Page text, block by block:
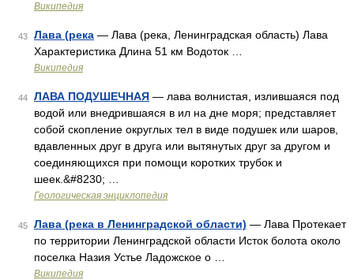
Википедия
43 Лава (река — Лава (река, Ленинградская область) Лава
Характеристика Длина 51 км Водоток …
Википедия
44 ЛАВА ПОДУШЕЧНАЯ — лава волнистая, излившаяся под
водой или внедрившаяся в ил на дне моря; представляет
собой скопление округлых тел в виде подушек или шаров,
вдавленных друг в друга или вытянутых друг за другом и
соединяющихся при помощи коротких трубок и
шеек.&#8230; …
Геологическая энциклопедия
45 Лава (река в Ленинградской области) — Лава Протекает
по территории Ленинградской области Исток болота около
поселка Назия Устье Ладожское о …
Википедия